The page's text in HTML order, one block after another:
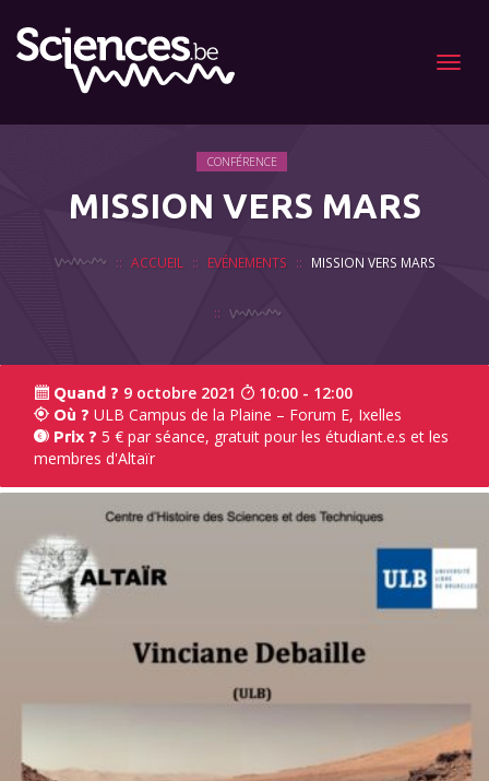
Menu
CONFÉRENCE
MISSION VERS MARS
ACCUEIL EVÉNEMENTS MISSION VERS MARS
Quand ? 9 octobre 2021 10:00 - 12:00
Où ? ULB Campus de la Plaine – Forum E, Ixelles
Prix ? 5 € par séance, gratuit pour les étudiant.e.s et les
membres d'Altaïr